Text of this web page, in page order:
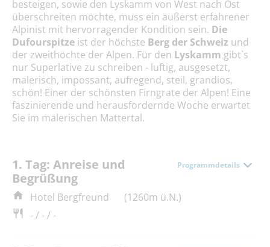
besteigen, sowie den Lyskamm von West nach Ost
überschreiten möchte, muss ein äußerst erfahrener
Alpinist mit hervorragender Kondition sein. Die
Dufourspitze ist der höchste Berg der Schweiz und
der zweithöchte der Alpen. Für den Lyskamm gibt`s
nur Superlative zu schreiben - luftig, ausgesetzt,
malerisch, impossant, aufregend, steil, grandios,
schön! Einer der schönsten Firngrate der Alpen! Eine
faszinierende und herausfordernde Woche erwartet
Sie im malerischen Mattertal.
1. Tag: Anreise und
Begrüßung
Programmdetails
Hotel Bergfreund
(1260m ü.N.)
- / - / -